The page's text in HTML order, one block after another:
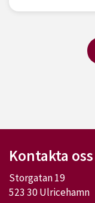
Kontakta oss
Storgatan 19
523 30 Ulricehamn